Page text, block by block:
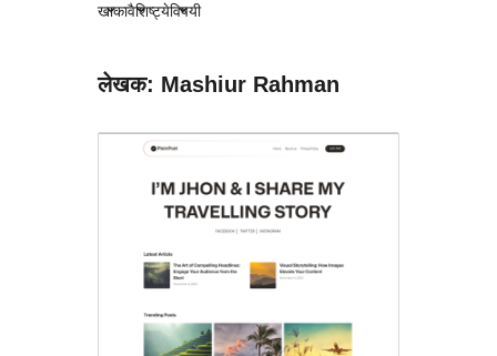
खाकावैशिष्ट्येविषयी
लेखक: Mashiur Rahman